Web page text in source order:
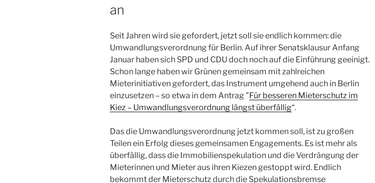
an
Seit Jahren wird sie gefordert, jetzt soll sie endlich kommen: die
Umwandlungsverordnung für Berlin. Auf ihrer Senatsklausur Anfang
Januar haben sich SPD und CDU doch noch auf die Einführung geeinigt.
Schon lange haben wir Grünen gemeinsam mit zahlreichen
Mieterinitiativen gefordert, das Instrument umgehend auch in Berlin
einzusetzen – so etwa in dem Antrag "Für besseren Mieterschutz im
Kiez – Umwandlungsverordnung längst überfällig“.
Das die Umwandlungsverordnung jetzt kommen soll, ist zu großen
Teilen ein Erfolg dieses gemeinsamen Engagements. Es ist mehr als
überfällig, dass die Immobilienspekulation und die Verdrängung der
Mieterinnen und Mieter aus ihren Kiezen gestoppt wird. Endlich
bekommt der Mieterschutz durch die Spekulationsbremse